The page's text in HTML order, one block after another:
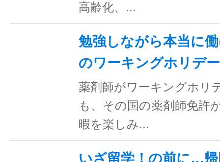
高齢化、...
勉強しながら本当に
のワーキングホリデ
薬剤師がワーキングホリ
も、その国の薬剤師免許
暇を楽しみ...
いざ留学！の前に…